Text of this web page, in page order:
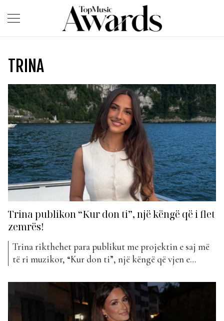
TRINA
Trina publikon “Kur don ti”, një këngë që i flet
zemrës!
Trina rikthehet para publikut me projektin e saj më
të ri muzikor, “Kur don ti”, një këngë që vjen e
forta. “Kur don ti” është një këngë që flet për
dashurinë, mallin dhe ndjenjat që nuk zhduken kurrë.
Me një ritëm modern Afro...